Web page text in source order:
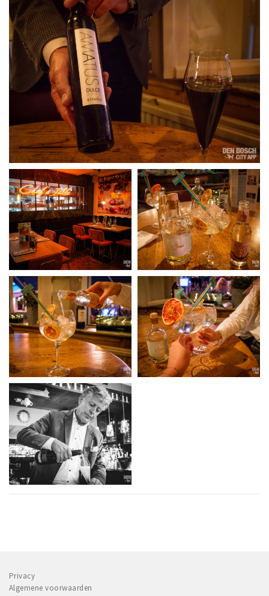
Privacy
Algemene voorwaarden